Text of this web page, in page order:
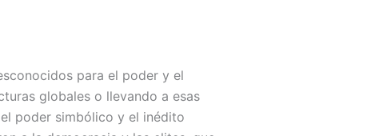
para el poder y el
globales o llevando a esas
poder simbólico y el inédito